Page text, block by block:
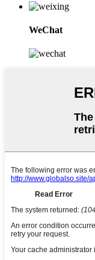
WeChat